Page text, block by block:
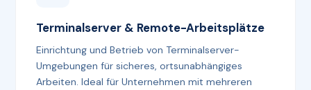
Terminalserver & Remote-Arbeitsplätze
Einrichtung und Betrieb von Terminalserver-
Umgebungen für sicheres, ortsunabhängiges
Arbeiten. Ideal für Unternehmen mit mehreren